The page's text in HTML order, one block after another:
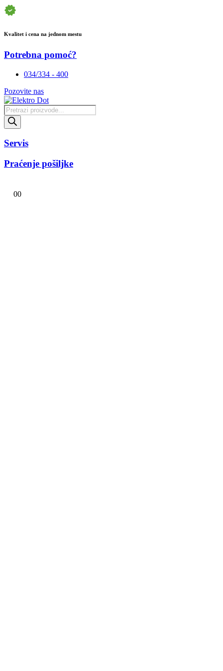
Kvalitet i cena na jednom mestu
Potrebna pomoć?
034/334 - 400
Pozovite nas
Products
search
Servis
Praćenje pošiljke
00